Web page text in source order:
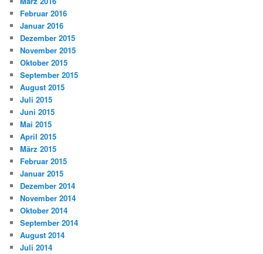
Februar 2016
Januar 2016
Dezember 2015
November 2015
Oktober 2015
September 2015
August 2015
Juli 2015
Juni 2015
Mai 2015
April 2015
März 2015
Februar 2015
Januar 2015
Dezember 2014
November 2014
Oktober 2014
September 2014
August 2014
Juli 2014